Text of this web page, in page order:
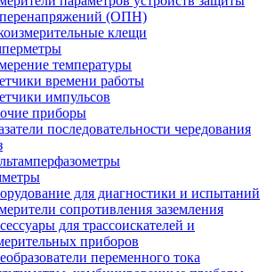
(ОПН)
клещи
температуры
времени работы
импульсов
приборы
последовательности чередования
для диагностики и испытаний
сопротивления заземления
для трассоискателей и
приборов
переменного тока